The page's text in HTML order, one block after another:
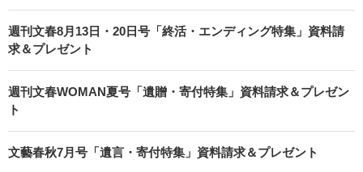
週刊文春8月13日・20日号「終活・エンディング特集」資料請
求＆プレゼント
週刊文春WOMAN夏号「遺贈・寄付特集」資料請求＆プレゼン
ト
文藝春秋7月号「遺言・寄付特集」資料請求＆プレゼント